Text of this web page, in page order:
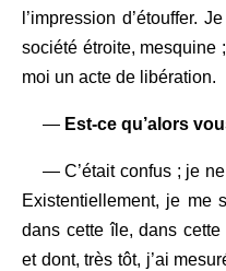
l’impression d’étouffer.
société étroite, mesquine
moi un acte de libération.
— Est-ce qu’alors
— C’était confus ; je
Existentiellement, je me
dans cette île, dans cette
et dont, très tôt, j’ai